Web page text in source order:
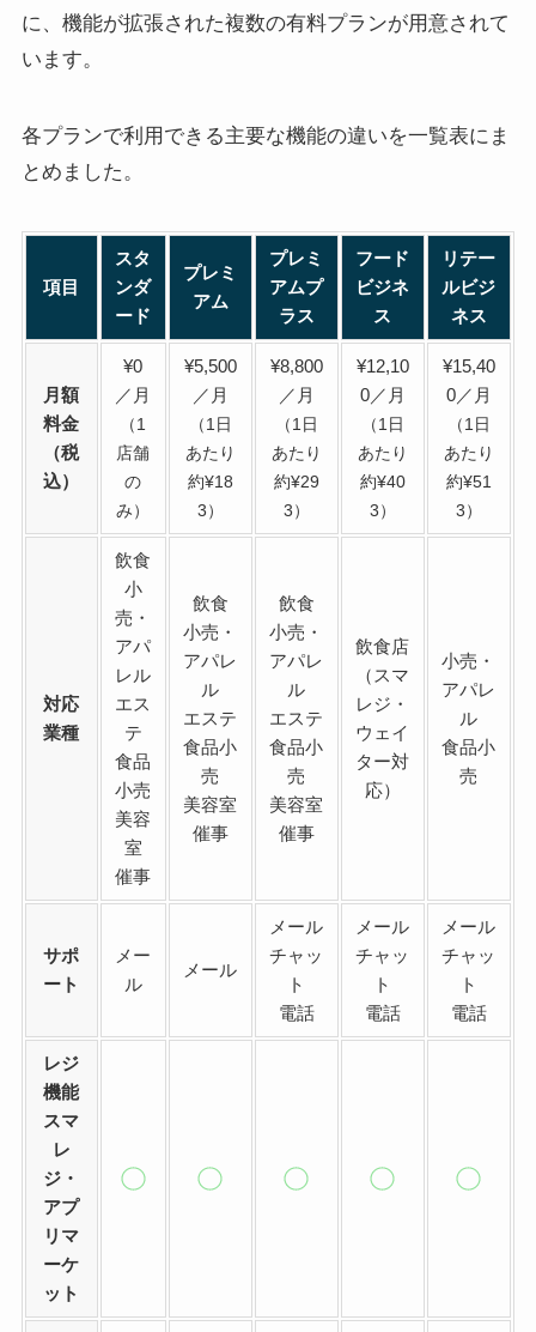
に、機能が拡張された複数の有料プランが用意されて
います。
各プランで利用できる主要な機能の違いを一覧表にま
とめました。
項目
スタ
ンダ
ード
プレミ
アム
プレミ
アムプ
ラス
フード
ビジネ
ス
リテー
ルビジ
ネス
月額
料金
（税
込）
¥0
／月
（1
店舗
の
み）
¥5,500
／月
（1日
あたり
約¥18
3）
¥8,800
／月
（1日
あたり
約¥29
3）
¥12,10
0／月
（1日
あたり
約¥40
3）
¥15,40
0／月
（1日
あたり
約¥51
3）
対応
業種
飲食
小
売・
アパ
レル
エス
テ
食品
小売
美容
室
催事
飲食
小売・
アパレ
ル
エステ
食品小
売
美容室
催事
飲食
小売・
アパレ
ル
エステ
食品小
売
美容室
催事
飲食店
（スマ
レジ・
ウェイ
ター対
応）
小売・
アパレ
ル
食品小
売
サポ
ート
メー
ル
メール
メール
チャッ
ト
電話
メール
チャッ
ト
電話
メール
チャッ
ト
電話
レジ
機能
スマ
レ
ジ・
アプ
リマ
ーケ
ット